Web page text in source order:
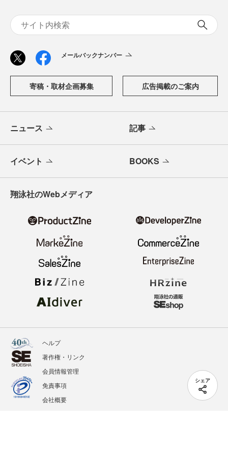
シェア
メールバックナンバー
寄稿・取材企画募集 広告掲載のご案内
ニュース 記事
イベント BOOKS
翔泳社のWebメディア
ヘルプ
著作権・リンク
会員情報管理
免責事項
会社概要